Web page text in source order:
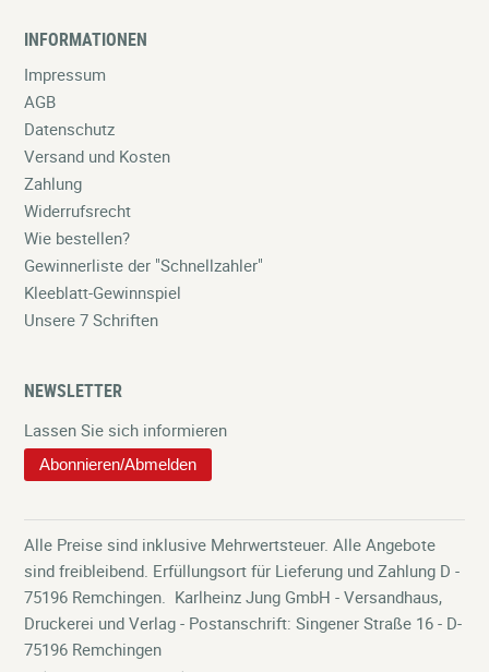
INFORMATIONEN
Impressum
AGB
Datenschutz
Versand und Kosten
Zahlung
Widerrufsrecht
Wie bestellen?
Gewinnerliste der "Schnellzahler"
Kleeblatt-Gewinnspiel
Unsere 7 Schriften
NEWSLETTER
Lassen Sie sich informieren
Abonnieren/Abmelden
Alle Preise sind inklusive Mehrwertsteuer. Alle Angebote
sind freibleibend. Erfüllungsort für Lieferung und Zahlung D -
75196 Remchingen. Karlheinz Jung GmbH - Versandhaus,
Druckerei und Verlag - Postanschrift: Singener Straße 16 - D-
75196 Remchingen